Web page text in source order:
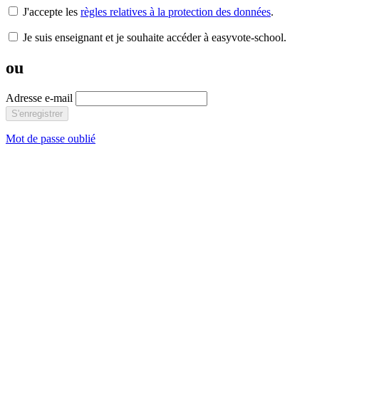
J'accepte les règles relatives à la protection des données.
Je suis enseignant et je souhaite accéder à easyvote-school.
ou
Adresse e-mail
S'enregistrer
Mot de passe oublié